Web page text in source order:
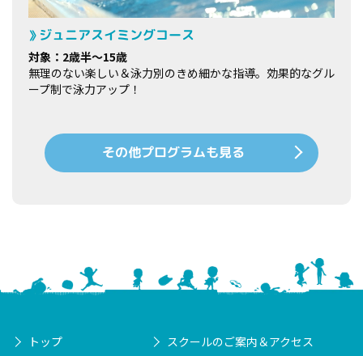
ジュニアスイミングコース
対象：2歳半～15歳
無理のない楽しい＆泳力別のきめ細かな指導。効果的なグル
ープ制で泳力アップ！
その他プログラムも見る
トップ スクールのご案内＆アクセス